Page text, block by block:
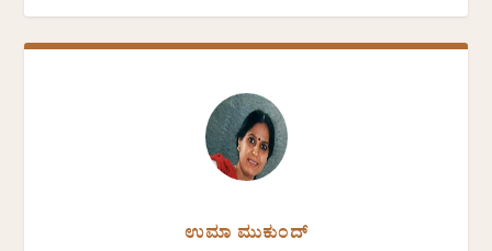
ಉಮಾ ಮುಕುಂದ್